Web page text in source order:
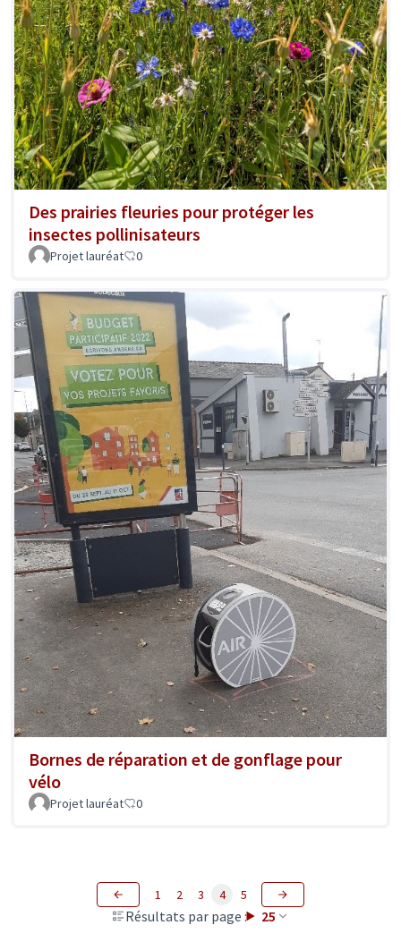
Des prairies fleuries pour protéger les
insectes pollinisateurs
Projet lauréat 0
Bornes de réparation et de gonflage pour
vélo
Projet lauréat 0
Résultats par page : 25
1 2 3 4 5